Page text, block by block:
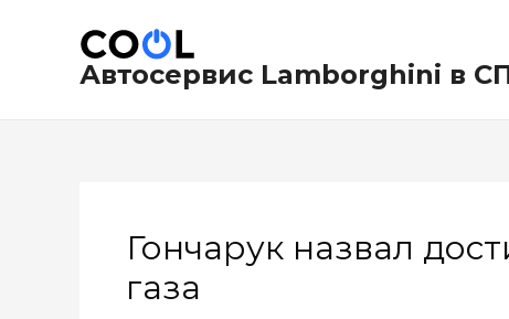
содержимомуАвтосервис Lamborghini в
Гончарук назвал
газа
по
записям